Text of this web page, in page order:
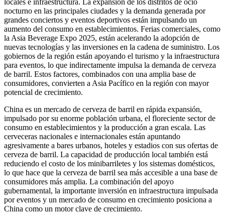
nocturno en las principales ciudades y la demanda generada por
grandes conciertos y eventos deportivos están impulsando un
aumento del consumo en establecimientos. Ferias comerciales, como
la Asia Beverage Expo 2025, están acelerando la adopción de
nuevas tecnologías y las inversiones en la cadena de suministro. Los
gobiernos de la región están apoyando el turismo y la infraestructura
para eventos, lo que indirectamente impulsa la demanda de cerveza
de barril. Estos factores, combinados con una amplia base de
consumidores, convierten a Asia Pacífico en la región con mayor
potencial de crecimiento.
China es un mercado de cerveza de barril en rápida expansión,
impulsado por su enorme población urbana, el floreciente sector de
consumo en establecimientos y la producción a gran escala. Las
cerveceras nacionales e internacionales están apuntando
agresivamente a bares urbanos, hoteles y estadios con sus ofertas de
cerveza de barril. La capacidad de producción local también está
reduciendo el costo de los minibarriletes y los sistemas domésticos,
lo que hace que la cerveza de barril sea más accesible a una base de
consumidores más amplia. La combinación del apoyo
gubernamental, la importante inversión en infraestructura impulsada
por eventos y un mercado de consumo en crecimiento posiciona a
China como un motor clave de crecimiento.